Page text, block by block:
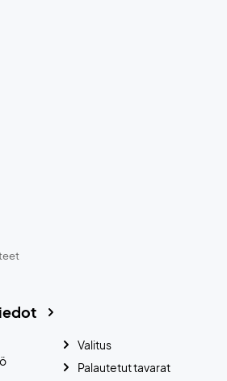
Valitus
Palautetut tavarat